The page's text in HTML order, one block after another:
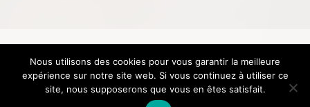
© 2026 Loisirs, voyage, tourismeMentions
légales-Contactez-nous
Nous utilisons des cookies pour vous garantir la meilleure
expérience sur notre site web. Si vous continuez à utiliser ce
site, nous supposerons que vous en êtes satisfait.